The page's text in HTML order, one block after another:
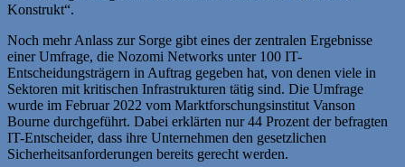
Konstrukt“.
Noch mehr Anlass zur Sorge gibt eines der zentralen Ergebnisse
einer Umfrage, die Nozomi Networks unter 100 IT-
Entscheidungsträgern in Auftrag gegeben hat, von denen viele in
Sektoren mit kritischen Infrastrukturen tätig sind. Die Umfrage
wurde im Februar 2022 vom Marktforschungsinstitut Vanson
Bourne durchgeführt. Dabei erklärten nur 44 Prozent der befragten
IT-Entscheider, dass ihre Unternehmen den gesetzlichen
Sicherheitsanforderungen bereits gerecht werden.